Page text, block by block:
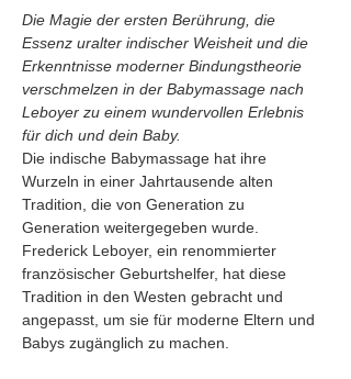
Die Magie der ersten Berührung, die
Essenz uralter indischer Weisheit und die
Erkenntnisse moderner Bindungstheorie
verschmelzen in der Babymassage nach
Leboyer zu einem wundervollen Erlebnis
für dich und dein Baby.
Die indische Babymassage hat ihre
Wurzeln in einer Jahrtausende alten
Tradition, die von Generation zu
Generation weitergegeben wurde.
Frederick Leboyer, ein renommierter
französischer Geburtshelfer, hat diese
Tradition in den Westen gebracht und
angepasst, um sie für moderne Eltern und
Babys zugänglich zu machen.